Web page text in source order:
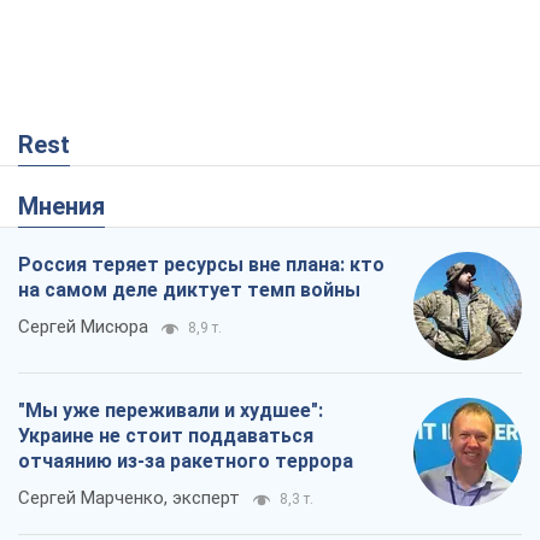
Rest
Мнения
Россия теряет ресурсы вне плана: кто
на самом деле диктует темп войны
Сергей Мисюра 8,9 т.
"Мы уже переживали и худшее":
Украине не стоит поддаваться
отчаянию из-за ракетного террора
Сергей Марченко, эксперт 8,3 т.